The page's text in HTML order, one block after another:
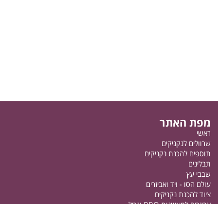
מפת האתר
ראשי
שרוולים לנקניקים
תוספים להכנת נקניקים
תבלינים
שבבי עץ
עולם הסו - ויד ואביזרים
ציוד להכנת נקניקים